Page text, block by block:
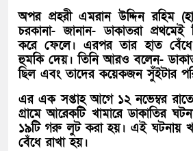
অপর প্রহরী এমরান উদ্দিন রহিম
চরকানা- জানান- ডাকাতরা প্রথমেই
করে ফেলে। এরপর তার হাত বেঁধে
হুমকি দেয়। তিনি আরও বলেন-
ছিল এবং তাদের কয়েকজন সুঁইটার
এর এক সপ্তাহ আগে ১২ নভেম্বর রাতে
গ্রামে আরেকটি খামারে ডাকাতির
১৯টি গরু লুট করা হয়। এই ঘটনায়
বেঁধে রাখা হয়।